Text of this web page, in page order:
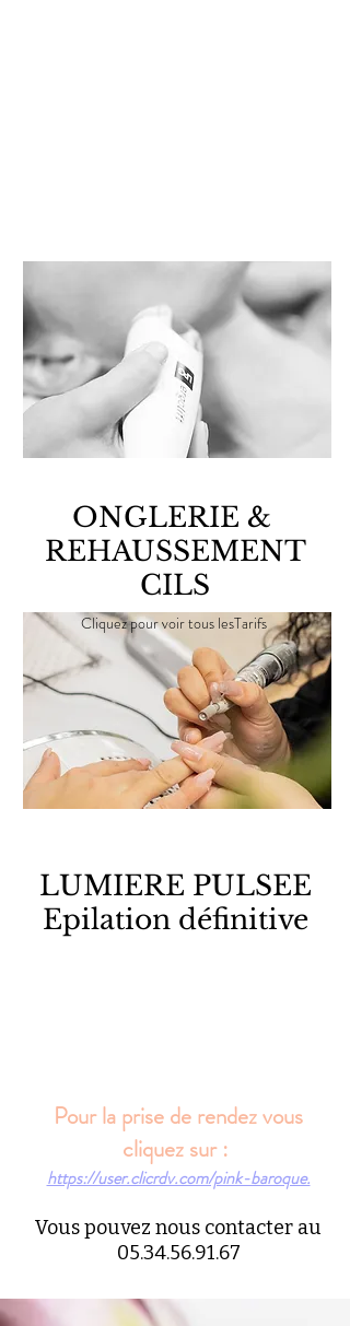
ONGLERIE &
REHAUSSEMENT
CILS
LUMIERE PULSEE
Epilation définitive
Cliquez pour voir tous lesTarifs
Pour la prise de rendez vous
cliquez sur :
https://user.clicrdv.com/pink-baroque.
Vous pouvez nous contacter au
05.34.56.91.67